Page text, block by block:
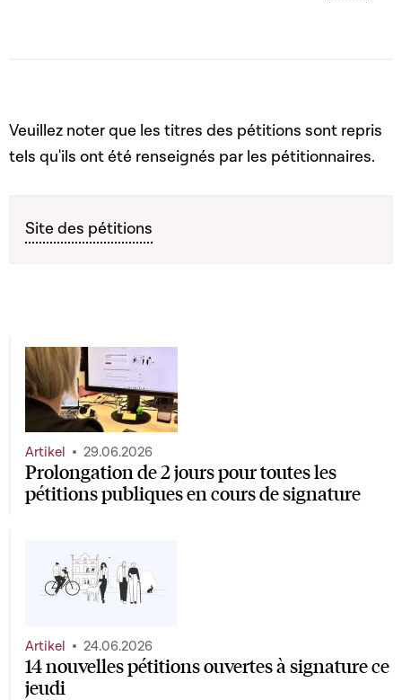
Veuillez noter que les titres des pétitions sont repris
tels qu'ils ont été renseignés par les pétitionnaires.
Site des pétitions
Prolongation de 2 jours pour toutes les
pétitions publiques en cours de signature
Artikel 29.06.2026
14 nouvelles pétitions ouvertes à signature ce
jeudi
Artikel 24.06.2026